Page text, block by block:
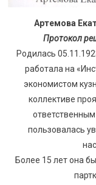
Артемова
Протокол
Родилась
работала на
экономистом
коллективе
пользовалась
Более 15 лет она